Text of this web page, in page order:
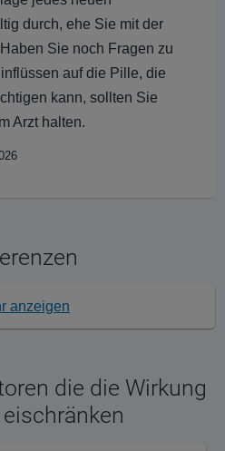
durch, ehe Sie mit der
Sie noch Fragen zu
auf die Pille, die
kann, sollten Sie
Arzt halten.
anzeigen
die die Wirkung